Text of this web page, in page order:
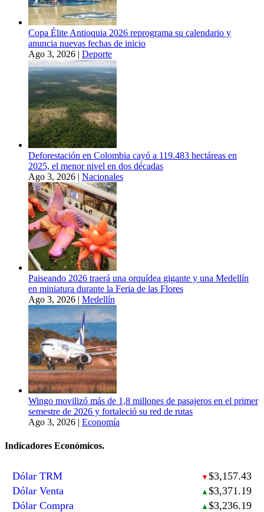
Copa Élite Antioquia 2026 reprograma su calendario y
anuncia nuevas fechas de inicio
Ago 3, 2026 | Deporte
Deforestación en Colombia cayó a 119.483 hectáreas en
2025, el menor nivel en dos décadas
Ago 3, 2026 | Nacionales
Paiseando 2026 traerá una orquídea gigante y una Medellín
en miniatura durante la Feria de las Flores
Ago 3, 2026 | Medellín
Wingo movilizó más de 1,8 millones de pasajeros en el primer
semestre de 2026 y fortaleció su red de rutas
Ago 3, 2026 | Economía
Indicadores Económicos.
Dólar TRM ▼ $3,157.43
Dólar Venta
▲ $3,371.19
Dólar Compra
▲ $3,236.19